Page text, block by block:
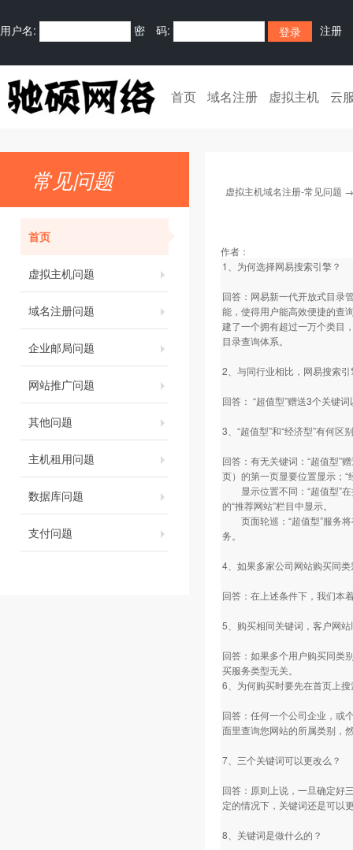
用户名: 密 码: 注册
首页 域名注册 虚拟主机 云
常见问题
首页
虚拟主机问题
域名注册问题
企业邮局问题
网站推广问题
其他问题
主机租用问题
数据库问题
支付问题
虚拟主机域名注册-常见问题
作者：
1、为何选择网易搜索引擎？
回答：网易新一代开放式目录
能，使得用户能高效便捷的查
建了一个拥有超过一万个类目
目录查询体系。
2、与同行业相比，网易搜索
回答： “超值型”赠送3个关键
3、“超值型”和“经济型”有何区
回答：有无关键词：“超值型”
页）的第一页显要位置显示；“
显示位置不同：“超值型”在
的“推荐网站”栏目中显示。
页面轮巡：“超值型”服务将
务。
4、如果多家公司网站购买同
回答：在上述条件下，我们本
5、购买相同关键词，客户网
回答：如果多个用户购买同类
买服务类型无关。
6、为何购买时要先在首页上
回答：任何一个公司企业，或
面里查询您网站的所属类别，
7、三个关键词可以更改么？
回答：原则上说，一旦确定好
定的情况下，关键词还是可以
8、关键词是做什么的？